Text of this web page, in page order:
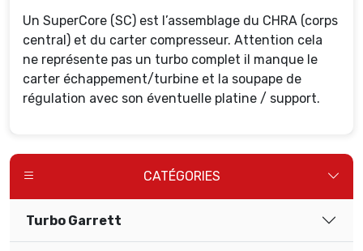
Un SuperCore (SC) est l’assemblage du CHRA (corps
central) et du carter compresseur. Attention cela
ne représente pas un turbo complet il manque le
carter échappement/turbine et la soupape de
régulation avec son éventuelle platine / support.
CATÉGORIES
Turbo Garrett